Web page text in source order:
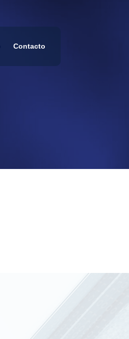
Contacto